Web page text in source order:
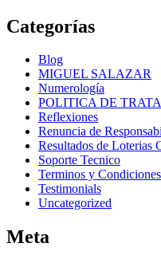
Categorías
Blog
MIGUEL SALAZAR
Numerología
POLITICA DE
Reflexiones
Renuncia de
Resultados de Loterias
Soporte Tecnico
Terminos y Condiciones
Testimonials
Uncategorized
Meta